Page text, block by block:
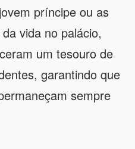
príncipe ou as
vida no palácio,
um tesouro de
garantindo que
sempre